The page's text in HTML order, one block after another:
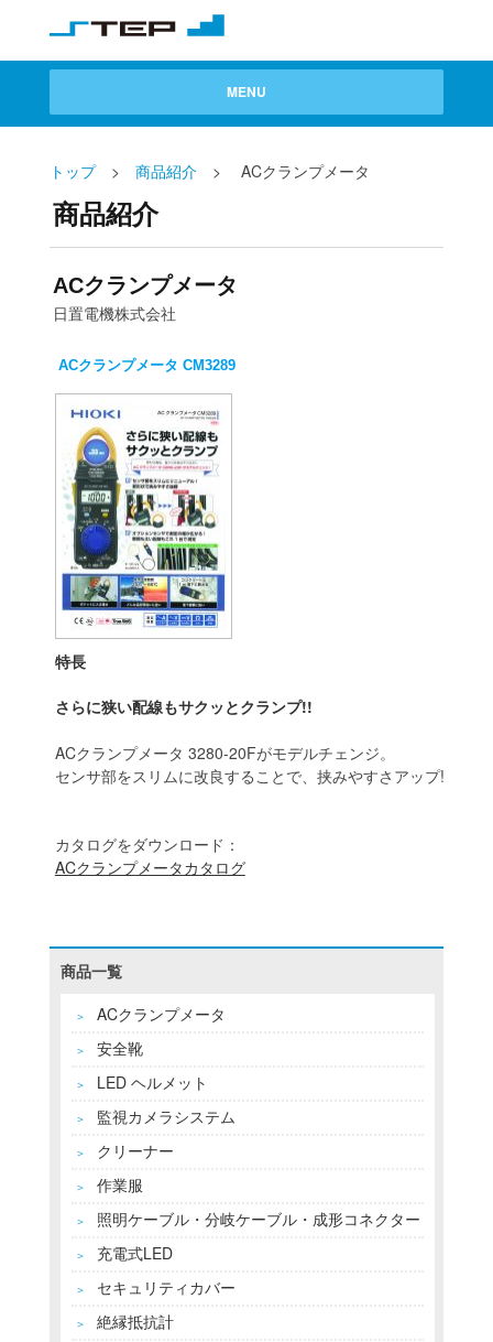
トップ> 商品紹介> ACクランプメータ
商品紹介
ACクランプメータ
日置電機株式会社
ACクランプメータ CM3289
特長
さらに狭い配線もサクッとクランプ!!
ACクランプメータ 3280-20Fがモデルチェンジ。
センサ部をスリムに改良することで、挟みやすさアップ!!
カタログをダウンロード：
ACクランプメータカタログ
商品一覧
＞ ACクランプメータ
＞ 安全靴
＞ LED ヘルメット
＞ 監視カメラシステム
＞ クリーナー
＞ 作業服
＞ 照明ケーブル・分岐ケーブル・成形コネクター
＞ 充電式LED
＞ セキュリティカバー
＞ 絶縁抵抗計